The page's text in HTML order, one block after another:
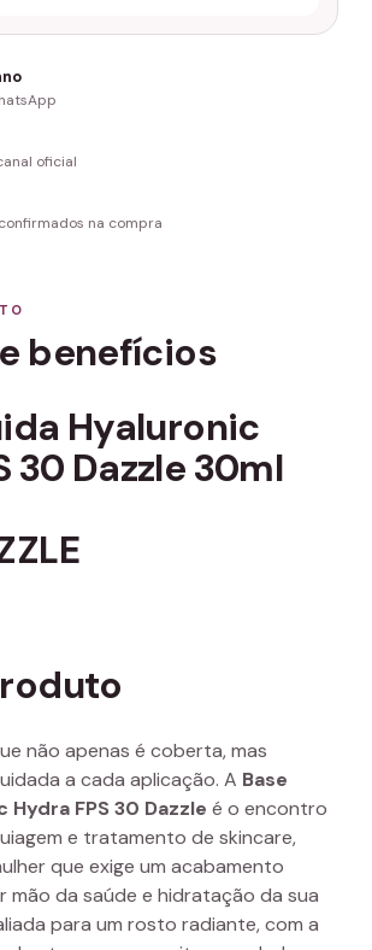
oficial
na compra
benefícios
Hyaluronic
30 Dazzle 30ml
não apenas é coberta, mas
a cada aplicação. A Base
Hydra FPS 30 Dazzle é o encontro
e tratamento de skincare,
que exige um acabamento
mão da saúde e hidratação da sua
para um rosto radiante, com a